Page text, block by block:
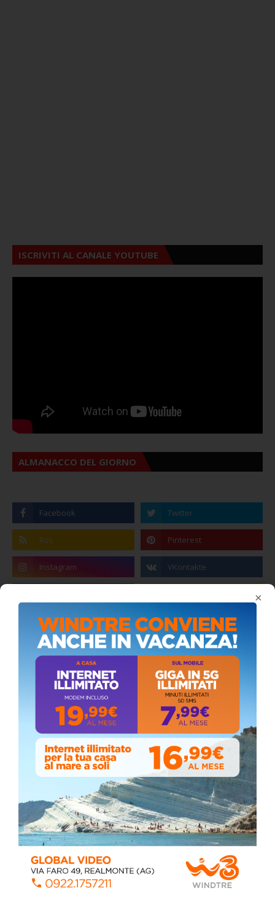
×
ISCRIVITI AL CANALE YOUTUBE
ALMANACCO DEL GIORNO
Coronavirus: messaggio del Sindaco Zambito
ai cittadini
Domenica, Novembre 22, 2020
Circolo della stampa, terzo appuntamento
con il giornalista Giacinto Pipitone
Martedì, Agosto 04, 2026
Elezioni a Siculiana, in testa candidato
sindaco Zambito
Lunedì, Ottobre 05, 2020
📅 ESTATE MEDITERRANEA 2026 – COMUNE DI
SICULIANA
July 24, 2026
Siculiana, concerto del 1° Maggio 2026 in
Piazza Umberto I: arrivano I Cugini di
Campagna
April 14, 2026